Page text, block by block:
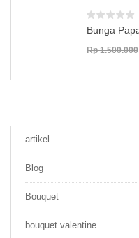
Bunga
Rp1.500.000
artikel
Blog
Bouquet
bouquet valentine